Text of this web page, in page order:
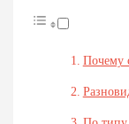
Почему